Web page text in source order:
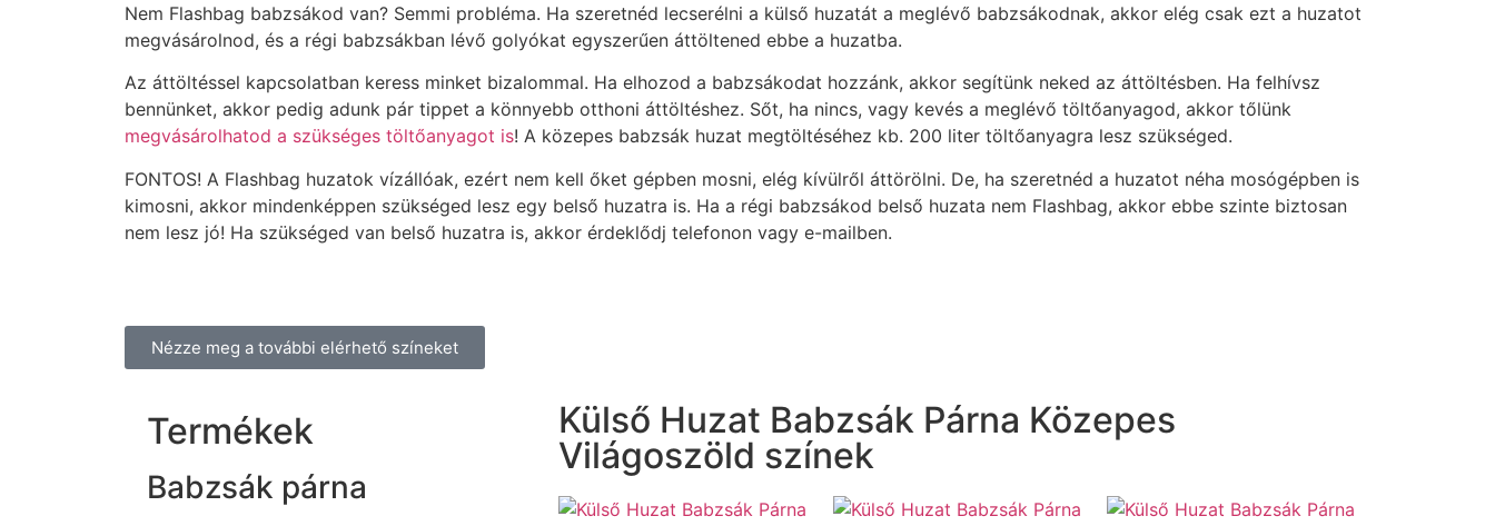
Nem Flashbag babzsákod van? Semmi probléma. Ha szeretnéd lecserélni a külső huzatát a meglévő babzsákodnak, akkor elég csak ezt a huzatot
megvásárolnod, és a régi babzsákban lévő golyókat egyszerűen áttöltened ebbe a huzatba.
Az áttöltéssel kapcsolatban keress minket bizalommal. Ha elhozod a babzsákodat hozzánk, akkor segítünk neked az áttöltésben. Ha felhívsz
bennünket, akkor pedig adunk pár tippet a könnyebb otthoni áttöltéshez. Sőt, ha nincs, vagy kevés a meglévő töltőanyagod, akkor tőlünk
megvásárolhatod a szükséges töltőanyagot is! A közepes babzsák huzat megtöltéséhez kb. 200 liter töltőanyagra lesz szükséged.
FONTOS! A Flashbag huzatok vízállóak, ezért nem kell őket gépben mosni, elég kívülről áttörölni. De, ha szeretnéd a huzatot néha mosógépben is
kimosni, akkor mindenképpen szükséged lesz egy belső huzatra is. Ha a régi babzsákod belső huzata nem Flashbag, akkor ebbe szinte biztosan
nem lesz jó! Ha szükséged van belső huzatra is, akkor érdeklődj telefonon vagy e-mailben.
Nézze meg a további elérhető színeket
Termékek
Babzsák párna
Külső Huzat Babzsák Párna Közepes
Világoszöld színek